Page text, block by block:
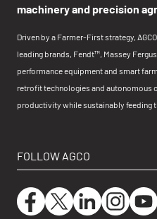
machinery and precision
Driven by a Farmer-First strategy,
leading brands, Fendt™, Massey
performance equipment and smart
retrofit technologies and autonomous
productivity while sustainably feeding
FOLLOW AGCO